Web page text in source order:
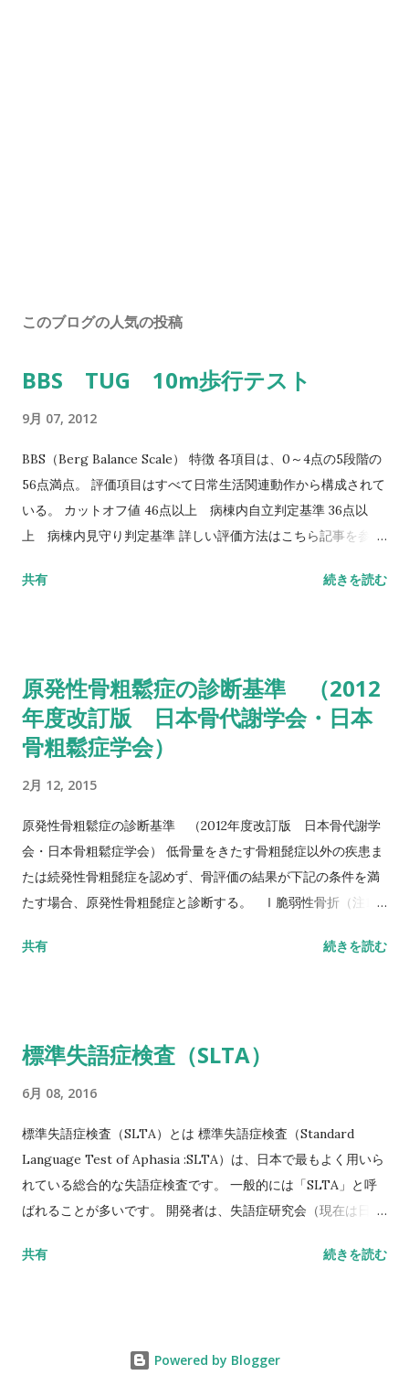
このブログの人気の投稿
BBS TUG 10m歩行テスト
9月 07, 2012
BBS（Berg Balance Scale） 特徴 各項目は、0～4点の5段階の
56点満点。 評価項目はすべて日常生活関連動作から構成されて
いる。 カットオフ値 46点以上 病棟内自立判定基準 36点以
上 病棟内見守り判定基準 詳しい評価方法はこちら記事を参照
TUG（Timed Up to Go）テスト 方法 肘掛つきの椅子から立
詳しい評価方法はこちら記事を参照して下さい↓ タイムアップ
アンドゴーテスト TUG:Timed Up & Go Test 10m歩行テスト
方法 助走路（各3m）を含めた約16m（直線歩行路）を歩行し、
測する。 カットオフ 24.6秒：屋内歩行 11.6秒：屋外歩行 詳し
い評価方法はこちら記事を参照して下さい↓ 10メートル歩行テ
スト(10MWT)
共有 続きを読む
原発性骨粗鬆症の診断基準 （2012
年度改訂版 日本骨代謝学会・日本
骨粗鬆症学会）
2月 12, 2015
原発性骨粗鬆症の診断基準 （2012年度改訂版 日本骨代謝学
会・日本骨粗鬆症学会） 低骨量をきたす骨粗髭症以外の疾患ま
たは続発性骨粗髭症を認めず、骨評価の結果が下記の条件を満
たす場合、原発性骨粗髭症と診断する。 Ⅰ脆弱性骨折（注1）
の脆弱性骨折（注3）があり、骨密度（注4）がYAMの80％未満
性骨折、軽微な外力とは、立った姿勢からの転倒か、それ以下
を確認することが望ましい。 注3 そのほかの脆弱性骨折：軽微
な外力によって発生した非外傷性骨折で、骨折部位は肋骨、骨
盤（恥骨、坐骨、仙骨を含む）上腕骨近位部、焼骨遠位端、下
腿骨。 注4 骨密度は原則として腰椎または大腿骨近位部骨密度
SD値を採用することとする。 腰椎においてはL1～L4またはL2
totalhip（totalproximalfemur）を用いる。 これらの測定が困
共有 続きを読む
標準失語症検査（SLTA）
6月 08, 2016
標準失語症検査（SLTA）とは 標準失語症検査（Standard
Language Test of Aphasia :SLTA）は、日本で最もよく用いら
れている総合的な失語症検査です。 一般的には「SLTA」と呼
ばれることが多いです。 開発者は、失語症研究会（現在は日本
れ、最終試案は失語症者200人・非失語症者150人のデータをも
的としています。 構成 「聴く」、「話す」、「読む」、「書
共有 続きを読む
Powered by Blogger